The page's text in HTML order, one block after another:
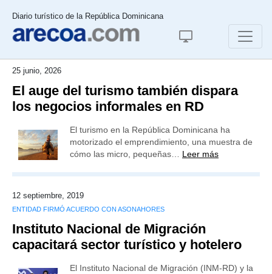
Diario turístico de la República Dominicana
25 junio, 2026
El auge del turismo también dispara
los negocios informales en RD
El turismo en la República Dominicana ha
motorizado el emprendimiento, una muestra de
cómo las micro, pequeñas… Leer más
12 septiembre, 2019
ENTIDAD FIRMÓ ACUERDO CON ASONAHORES
Instituto Nacional de Migración
capacitará sector turístico y hotelero
El Instituto Nacional de Migración (INM-RD) y la